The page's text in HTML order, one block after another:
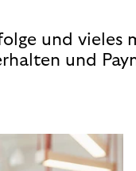
und
und